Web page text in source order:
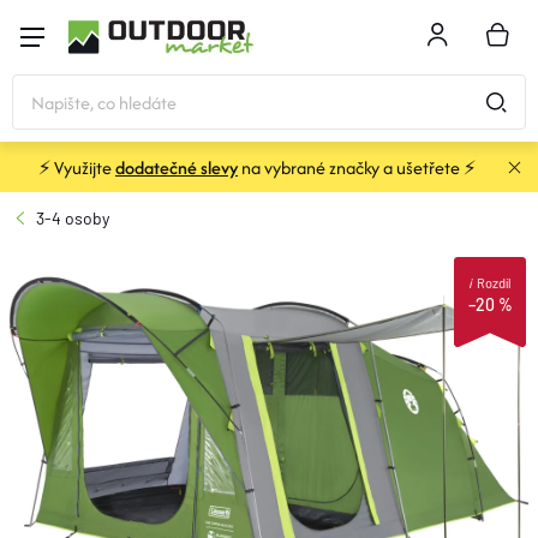
obsah
KOŠÍK
STANY
BATOHY A TAŠKY
KARIMATKY
OBLEČENÍ
⚡ Využijtedodatečné slevyna vybrané značky a ušetřete ⚡
3-4 osoby
–20 %
iRozdíl